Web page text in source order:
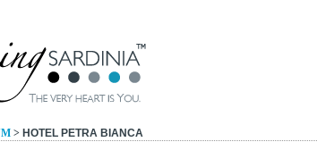
> HOTEL PETRA BIANCA